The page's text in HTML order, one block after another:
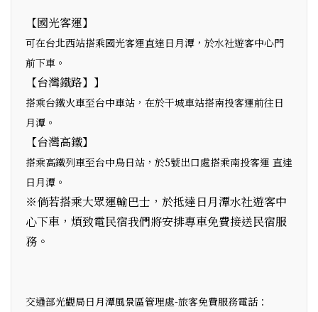
【國光客運】
可在台北西站搭乘國光客運直達日月潭，於水社遊客中心門
前下車。
【台灣鐵路】】
搭乘台鐵火車至台中車站，在於干城車站搭南投客運前往日
月潭。
【台灣高鐵】
搭乘高鐵列車至台中烏日站，於5號出口處搭乘南投客運 直達
日月潭。
※倘若搭乘大眾運輸巴士，於抵達日月潭水社遊客中
心下車，煩致電民宿我們將安排專車免費接送民宿服
務。
交通部光觀局日月潭風景區管理處-旅客免費服務電話：